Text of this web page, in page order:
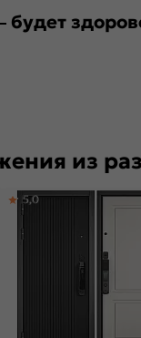
из
5,0